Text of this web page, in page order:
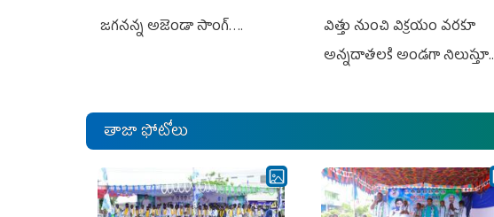
జగనన్న అజెండా సాంగ్….
విత్తు నుంచి విక్రయం వరకూ
అన్నదాతలకి అండగా నిలుస్తూ..
తాజా ఫోటోలు